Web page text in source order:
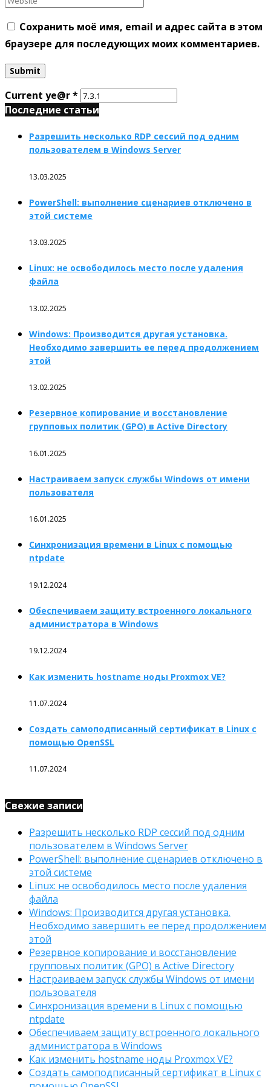
Сохранить моё имя, email и адрес сайта в этом
браузере для последующих моих комментариев.
Current ye@r*
Последние статьи
Разрешить несколько RDP сессий под одним
пользователем в Windows Server
13.03.2025
PowerShell: выполнение сценариев отключено в
этой системе
13.03.2025
Linux: не освободилось место после удаления
файла
13.02.2025
Windows: Производится другая установка.
Необходимо завершить ее перед продолжением
этой
13.02.2025
Резервное копирование и восстановление
групповых политик (GPO) в Active Directory
16.01.2025
Настраиваем запуск службы Windows от имени
пользователя
16.01.2025
Синхронизация времени в Linux с помощью
ntpdate
19.12.2024
Обеспечиваем защиту встроенного локального
администратора в Windows
19.12.2024
Как изменить hostname ноды Proxmox VE?
11.07.2024
Создать самоподписанный сертификат в Linux с
помощью OpenSSL
11.07.2024
Свежие записи
Разрешить несколько RDP сессий под одним
пользователем в Windows Server
PowerShell: выполнение сценариев отключено в
этой системе
Linux: не освободилось место после удаления
файла
Windows: Производится другая установка.
Необходимо завершить ее перед продолжением
этой
Резервное копирование и восстановление
групповых политик (GPO) в Active Directory
Настраиваем запуск службы Windows от имени
пользователя
Синхронизация времени в Linux с помощью
ntpdate
Обеспечиваем защиту встроенного локального
администратора в Windows
Как изменить hostname ноды Proxmox VE?
Создать самоподписанный сертификат в Linux с